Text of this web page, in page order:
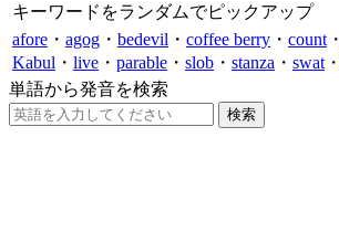
キーワードをランダムでピックアップ
afore ・ agog ・ bedevil ・ coffee berry ・ count ・
Kabul ・ live ・ parable ・ slob ・ stanza ・ swat ・
単語から発音を検索